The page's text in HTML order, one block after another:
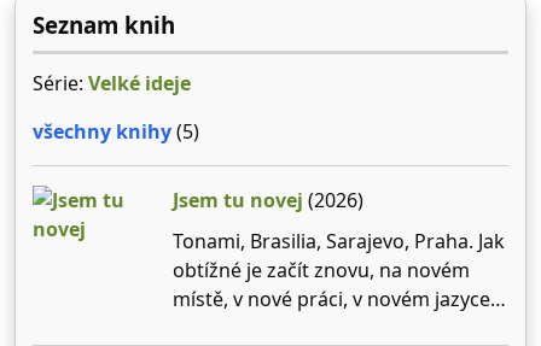
Seznam knih
Série: Velké ideje
všechny knihy(5)
Jsem tu novej (2026)
Tonami, Brasilia, Sarajevo, Praha. Jak
obtížné je začít znovu, na novém
místě, v nové práci, v novém jazyce